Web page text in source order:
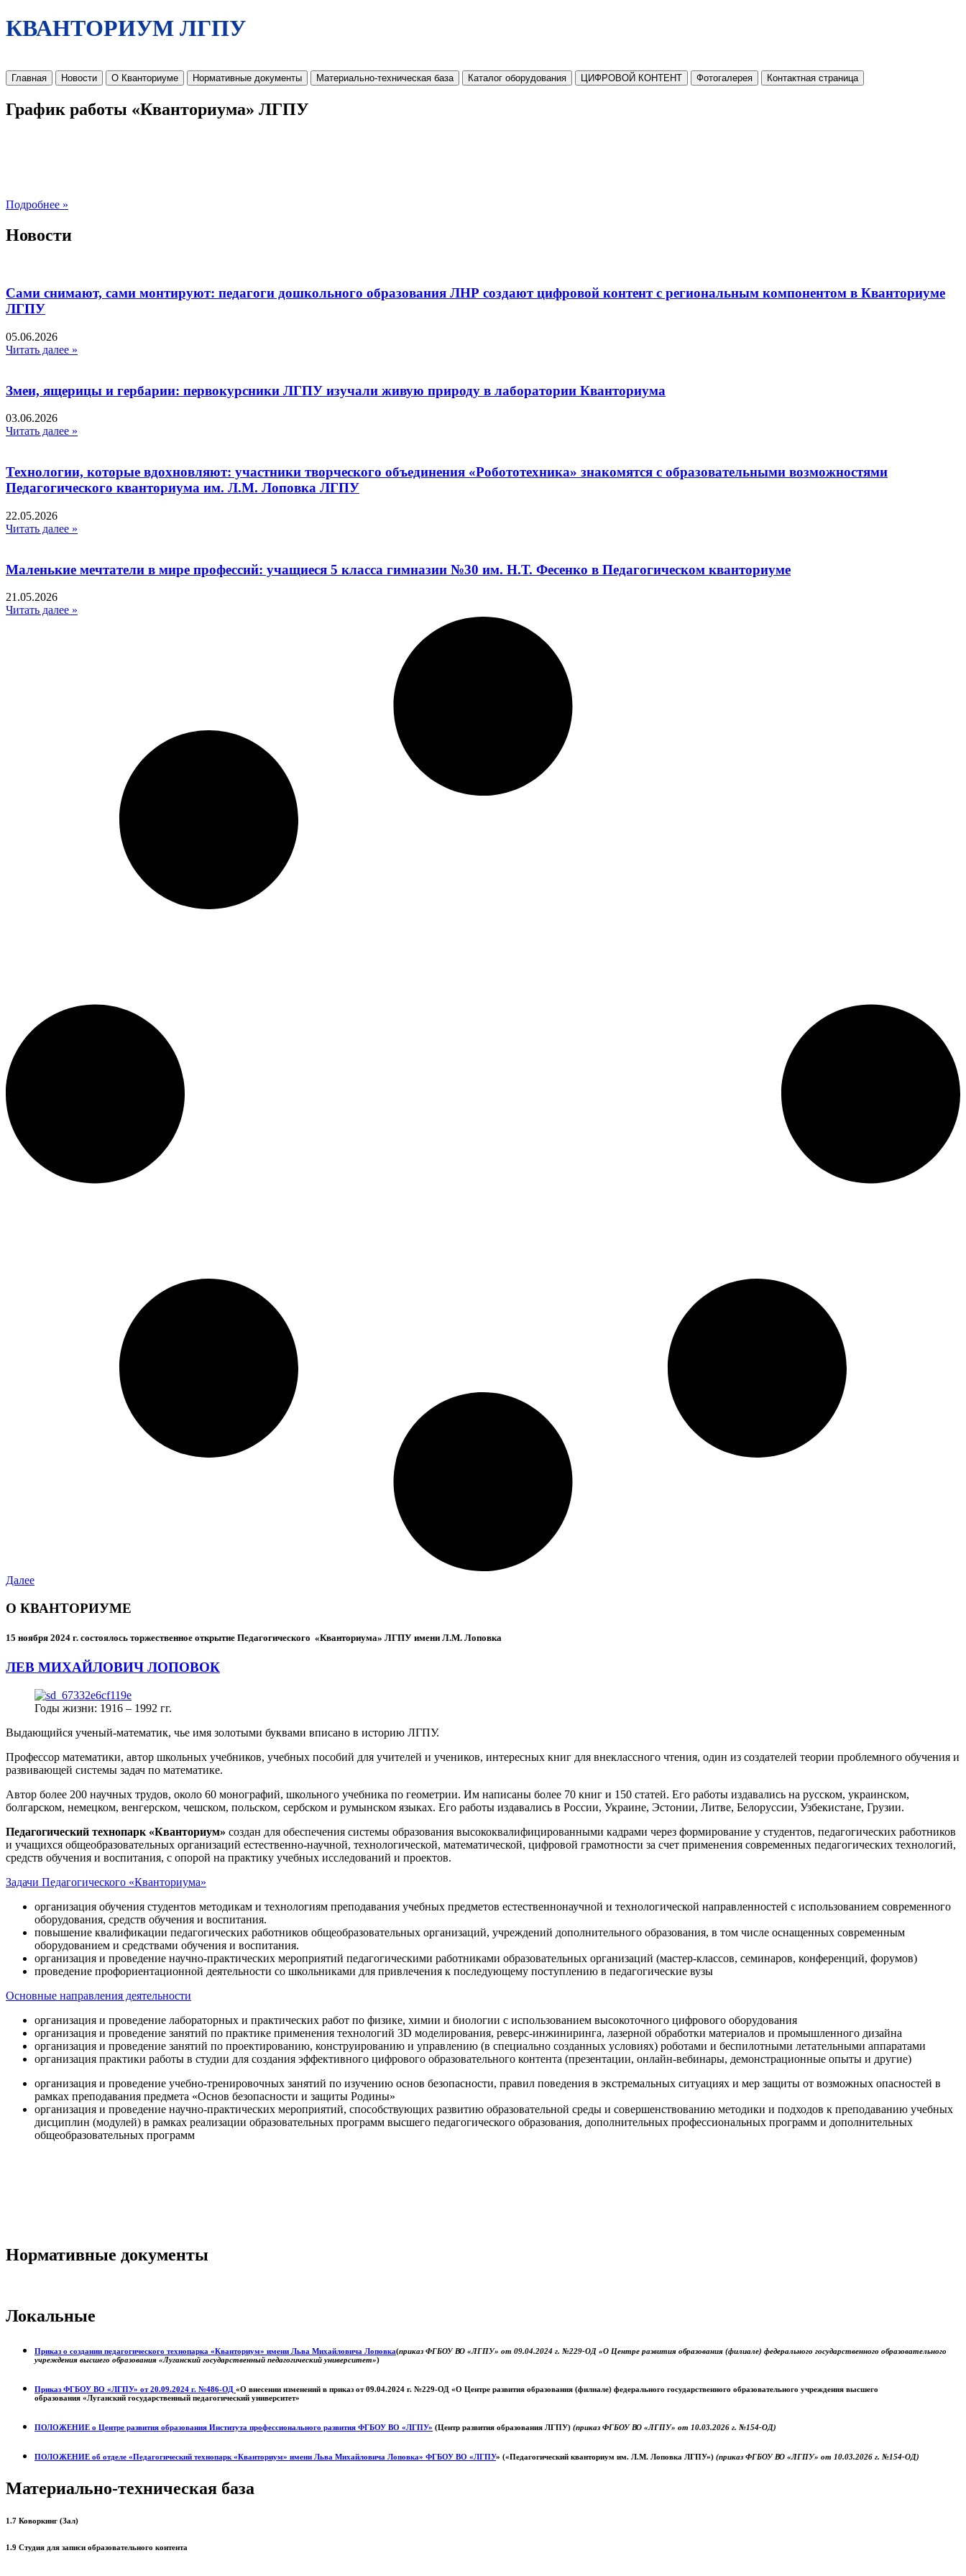
КВАНТОРИУМ ЛГПУ
Главная Новости О Кванториуме Нормативные документы Материально-техническая база Каталог оборудования ЦИФРОВОЙ КОНТЕНТ Фотогалерея Контактная страница
График работы «Кванториума» ЛГПУ
Подробнее »
Новости
Сами снимают, сами монтируют: педагоги дошкольного образования ЛНР создают цифровой контент с региональным компонентом в Кванториуме
ЛГПУ​
05.06.2026
Читать далее »
Змеи, ящерицы и гербарии: первокурсники ЛГПУ изучали живую природу в лаборатории Кванториума
03.06.2026
Читать далее »
Технологии, которые вдохновляют: участники творческого объединения «Робототехника» знакомятся с образовательными возможностями
Педагогического кванториума им. Л.М. Лоповка ЛГПУ
22.05.2026
Читать далее »
Маленькие мечтатели в мире профессий: учащиеся 5 класса гимназии №30 им. Н.Т. Фесенко в Педагогическом кванториуме
21.05.2026
Читать далее »
Далее
О КВАНТОРИУМЕ
15 ноября 2024 г. состоялось торжественное открытие Педагогического «Кванториума» ЛГПУ имени Л.М. Лоповка
ЛЕВ МИХАЙЛОВИЧ ЛОПОВОК
Годы жизни: 1916 – 1992 гг.
Выдающийся ученый-математик, чье имя золотыми буквами вписано в историю ЛГПУ.
Профессор математики, автор школьных учебников, учебных пособий для учителей и учеников, интересных книг для внеклассного чтения, один из создателей теории проблемного обучения и
развивающей системы задач по математике.
Автор более 200 научных трудов, около 60 монографий, школьного учебника по геометрии. Им написаны более 70 книг и 150 статей. Его работы издавались на русском, украинском,
болгарском, немецком, венгерском, чешском, польском, сербском и румынском языках. Его работы издавались в России, Украине, Эстонии, Литве, Белоруссии, Узбекистане, Грузии.
Педагогический технопарк «Кванториум» создан для обеспечения системы образования высококвалифицированными кадрами через формирование у студентов, педагогических работников
и учащихся общеобразовательных организаций естественно-научной, технологической, математической, цифровой грамотности за счет применения современных педагогических технологий,
средств обучения и воспитания, с опорой на практику учебных исследований и проектов.
Задачи Педагогического «Кванториума»
организация обучения студентов методикам и технологиям преподавания учебных предметов естественнонаучной и технологической направленностей с использованием современного
оборудования, средств обучения и воспитания.
повышение квалификации педагогических работников общеобразовательных организаций, учреждений дополнительного образования, в том числе оснащенных современным
оборудованием и средствами обучения и воспитания.
организация и проведение научно-практических мероприятий педагогическими работниками образовательных организаций (мастер-классов, семинаров, конференций, форумов)
проведение профориентационной деятельности со школьниками для привлечения к последующему поступлению в педагогические вузы
Основные направления деятельности
организация и проведение лабораторных и практических работ по физике, химии и биологии с использованием высокоточного цифрового оборудования
организация и проведение занятий по практике применения технологий 3D моделирования, реверс-инжиниринга, лазерной обработки материалов и промышленного дизайна
организация и проведение занятий по проектированию, конструированию и управлению (в специально созданных условиях) роботами и беспилотными летательными аппаратами
организация практики работы в студии для создания эффективного цифрового образовательного контента (презентации, онлайн-вебинары, демонстрационные опыты и другие)
организация и проведение учебно-тренировочных занятий по изучению основ безопасности, правил поведения в экстремальных ситуациях и мер защиты от возможных опасностей в
рамках преподавания предмета «Основ безопасности и защиты Родины»
организация и проведение научно-практических мероприятий, способствующих развитию образовательной среды и совершенствованию методики и подходов к преподаванию учебных
дисциплин (модулей) в рамках реализации образовательных программ высшего педагогического образования, дополнительных профессиональных программ и дополнительных
общеобразовательных программ
Нормативные документы
Локальные
Приказ о создании педагогического технопарка «Кванториум» имени Льва Михайловича Лоповка(приказ ФГБОУ ВО «ЛГПУ» от 09.04.2024 г. №229-ОД «О Центре развития образования (филиале) федерального государственного образовательного
учреждения высшего образования «Луганский государственный педагогический университет»)
Приказ ФГБОУ ВО «ЛГПУ» от 20.09.2024 г. №486-ОД «О внесении изменений в приказ от 09.04.2024 г. №229-ОД «О Центре развития образования (филиале) федерального государственного образовательного учреждения высшего
образования «Луганский государственный педагогический университет»
ПОЛОЖЕНИЕ о Центре развития образования Института профессионального развития ФГБОУ ВО «ЛГПУ» (Центр развития образования ЛГПУ) (приказ ФГБОУ ВО «ЛГПУ» от 10.03.2026 г. №154-ОД)
ПОЛОЖЕНИЕ об отделе «Педагогический технопарк «Кванториум» имени Льва Михайловича Лоповка» ФГБОУ ВО «ЛГПУ» («Педагогический кванториум им. Л.М. Лоповка ЛГПУ») (приказ ФГБОУ ВО «ЛГПУ» от 10.03.2026 г. №154-ОД)
Материально-техническая база
1.7 Коворкинг (Зал)
1.9 Студия для записи образовательного контента